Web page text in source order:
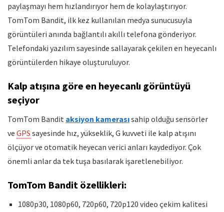
paylaşmayı hem hızlandırıyor hem de kolaylaştırıyor.
TomTom Bandit, ilk kez kullanılan medya sunucusuyla
görüntüleri anında bağlantılı akıllı telefona gönderiyor.
Telefondaki yazılım sayesinde sallayarak çekilen en heyecanlı
görüntülerden hikaye oluşturuluyor.
Kalp atışına göre en heyecanlı görüntüyü
seçiyor
TomTom Bandit aksiyon kamerasısahip olduğu sensörler
ve GPS sayesinde hız, yükseklik, G kuvveti ile kalp atışını
ölçüyor ve otomatik heyecan verici anları kaydediyor. Çok
önemli anlar da tek tuşa basılarak işaretlenebiliyor.
TomTom Bandit özellikleri:
1080p30, 1080p60, 720p60, 720p120 video çekim kalitesi